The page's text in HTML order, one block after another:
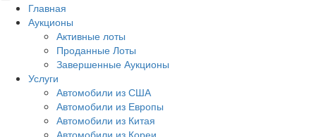
Главная
Аукционы
Активные лоты
Проданные Лоты
Завершенные Аукционы
Услуги
Автомобили из США
Автомобили из Европы
Автомобили из Китая
Автомобили из Кореи